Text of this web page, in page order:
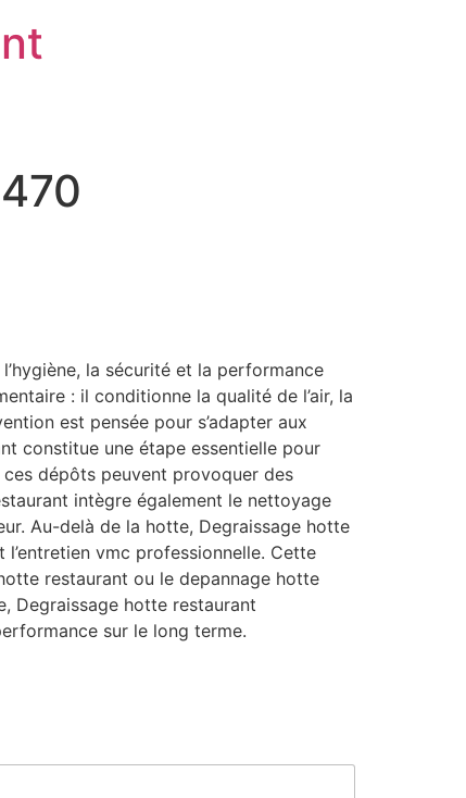
la sécurité et la performance
: il conditionne la qualité de l’air, la
est pensée pour s’adapter aux
constitue une étape essentielle pour
ces dépôts peuvent provoquer des
intègre également le nettoyage
Au-delà de la hotte, Degraissage hotte
vmc professionnelle. Cette
restaurant ou le depannage hotte
Degraissage hotte restaurant
sur le long terme.